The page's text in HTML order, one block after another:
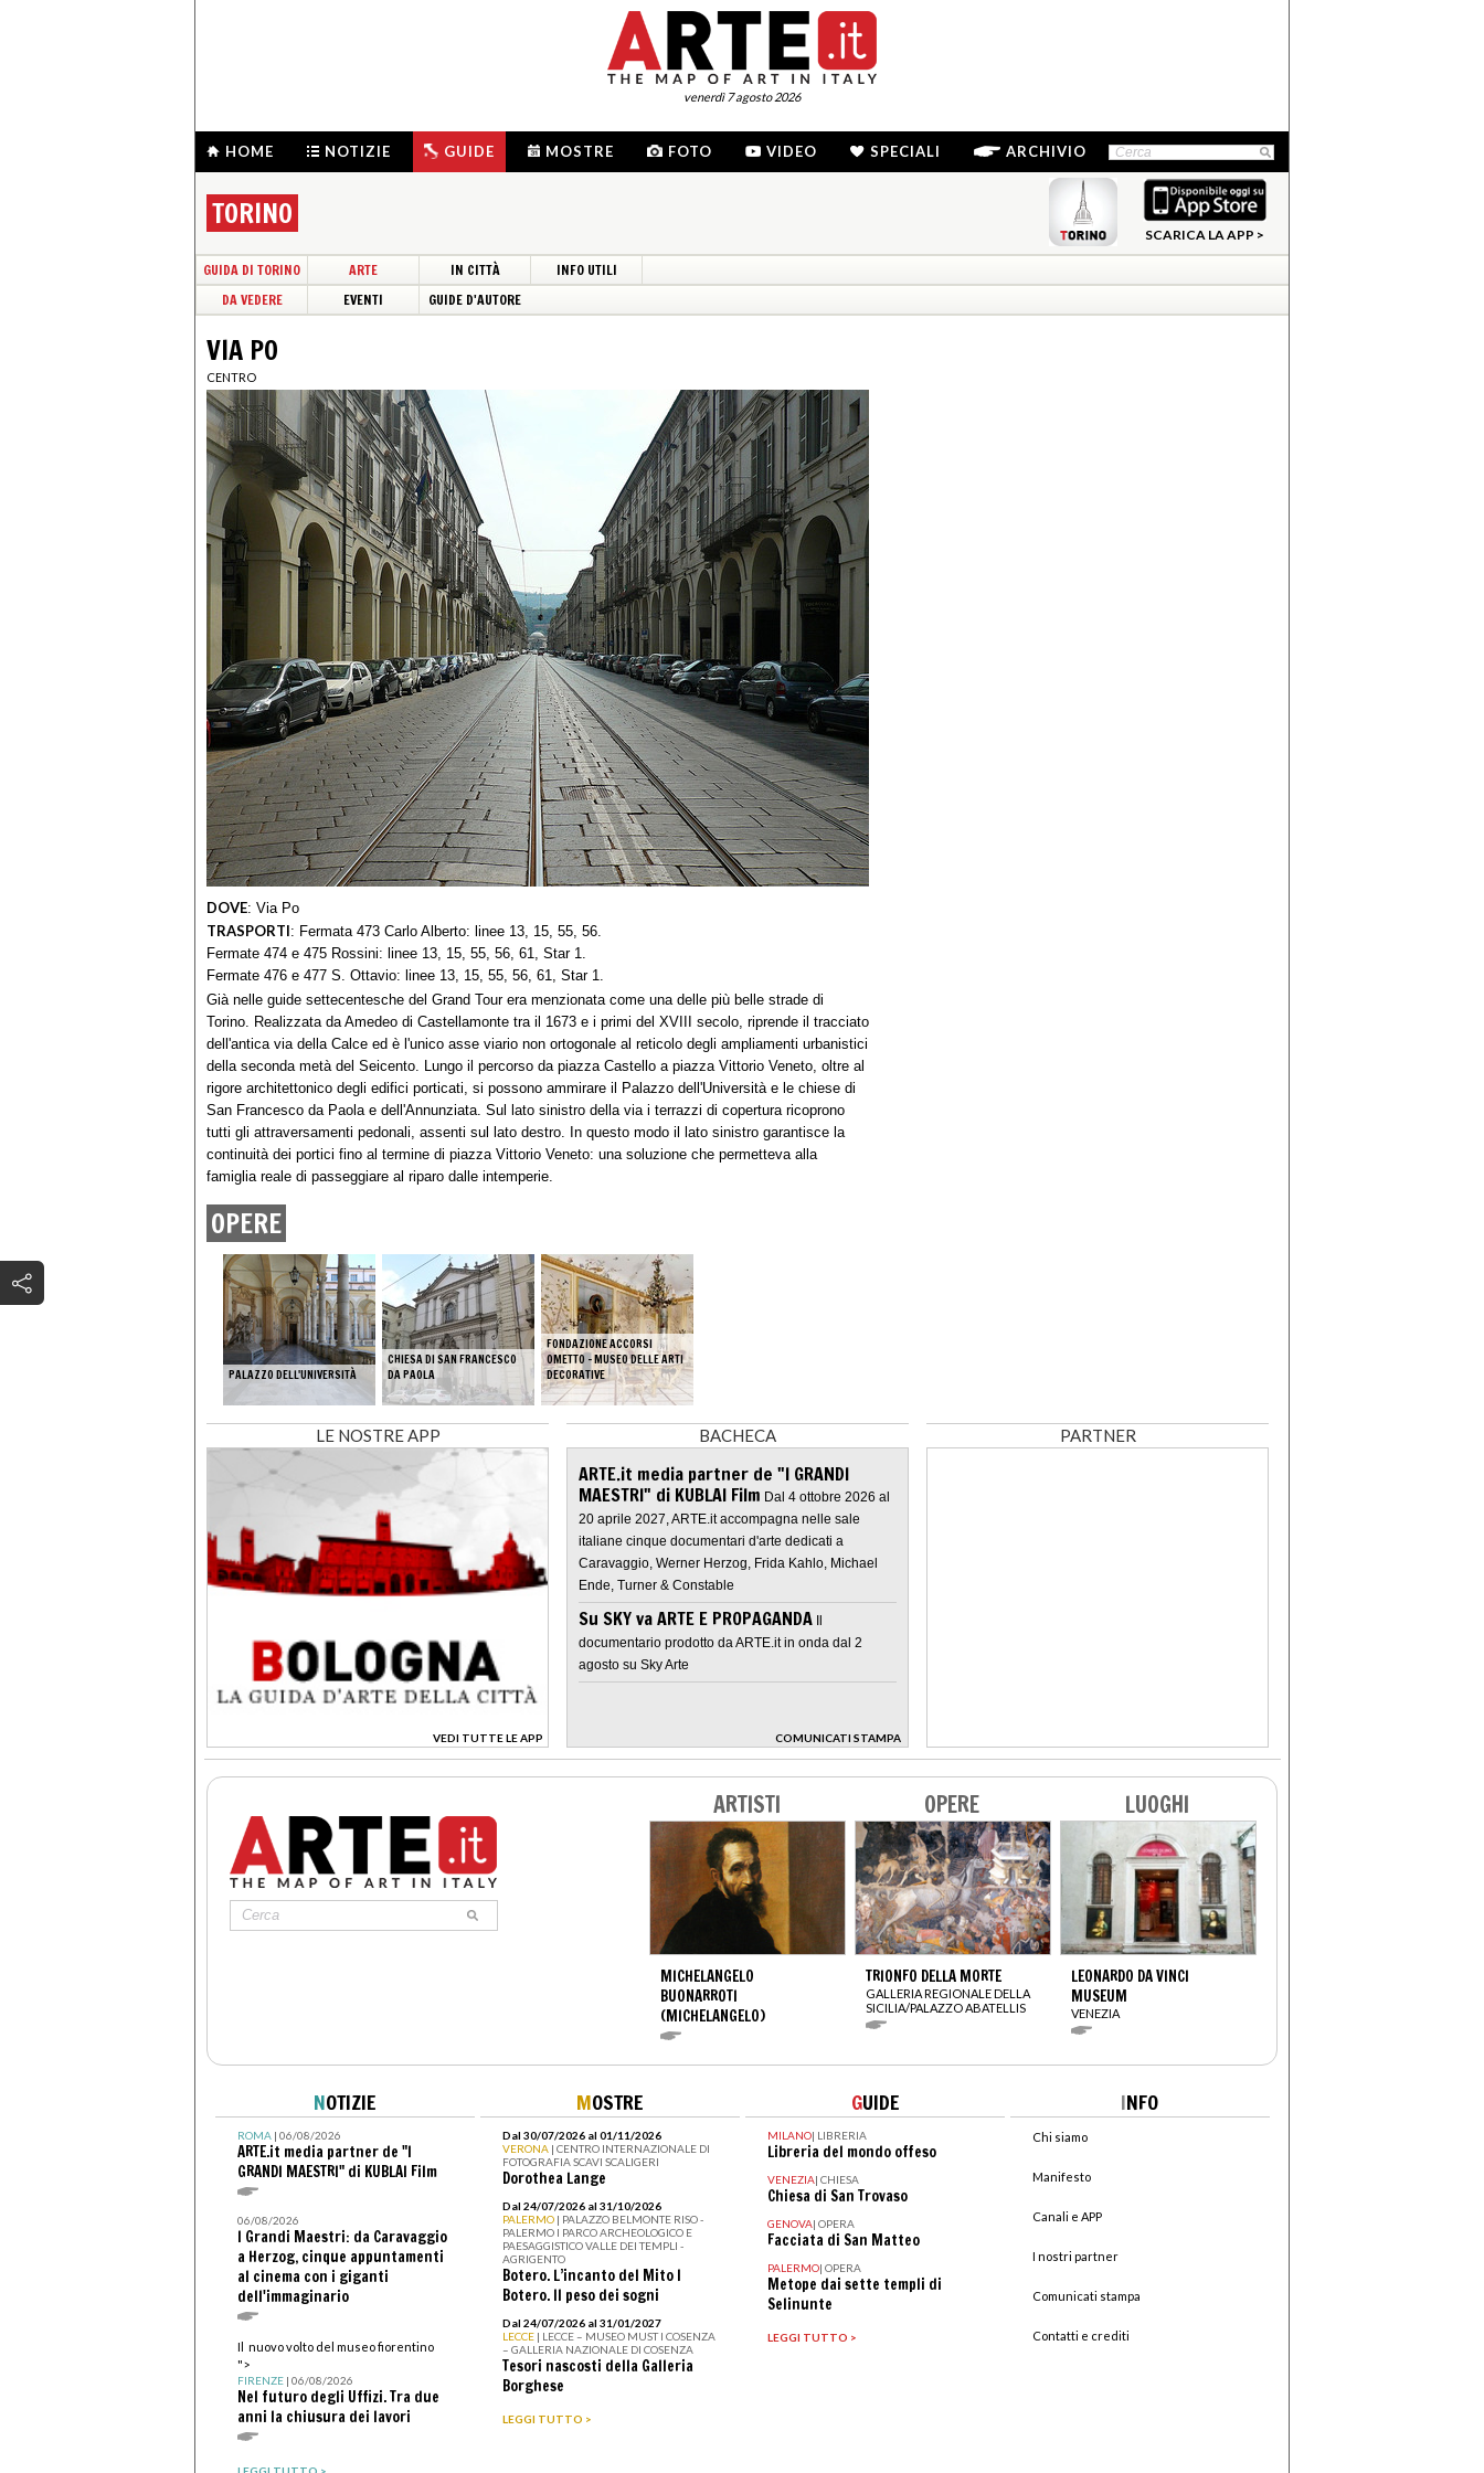
venerdì 7 agosto 2026
HOME NOTIZIE GUIDE MOSTRE FOTO VIDEO SPECIALI ARCHIVIO
TORINO
SCARICA LA APP >
GUIDA DI TORINO ARTE IN CITTÀ
INFO UTILI
DA VEDERE
EVENTI GUIDE D'AUTORE
VIA PO
CENTRO
DOVE: Via Po
TRASPORTI: Fermata 473 Carlo Alberto: linee 13, 15, 55, 56.
Fermate 474 e 475 Rossini: linee 13, 15, 55, 56, 61, Star 1.
Fermate 476 e 477 S. Ottavio: linee 13, 15, 55, 56, 61, Star 1.
Già nelle guide settecentesche del Grand Tour era menzionata come una delle più belle strade di
Torino. Realizzata da Amedeo di Castellamonte tra il 1673 e i primi del XVIII secolo, riprende il tracciato
dell'antica via della Calce ed è l'unico asse viario non ortogonale al reticolo degli ampliamenti urbanistici
della seconda metà del Seicento. Lungo il percorso da piazza Castello a piazza Vittorio Veneto, oltre al
rigore architettonico degli edifici porticati, si possono ammirare il Palazzo dell'Università e le chiese di
San Francesco da Paola e dell'Annunziata. Sul lato sinistro della via i terrazzi di copertura ricoprono
tutti gli attraversamenti pedonali, assenti sul lato destro. In questo modo il lato sinistro garantisce la
continuità dei portici fino al termine di piazza Vittorio Veneto: una soluzione che permetteva alla
famiglia reale di passeggiare al riparo dalle intemperie.
OPERE
PALAZZO DELL'UNIVERSITÀ
CHIESA DI SAN FRANCESCO
DA PAOLA
FONDAZIONE ACCORSI
OMETTO – MUSEO DELLE ARTI
DECORATIVE
LE NOSTRE APP
VEDI TUTTE LE APP
>
BACHECA
ARTE.it media partner de "I GRANDI
MAESTRI" di KUBLAI Film Dal 4 ottobre 2026 al
20 aprile 2027, ARTE.it accompagna nelle sale
italiane cinque documentari d'arte dedicati a
Caravaggio, Werner Herzog, Frida Kahlo, Michael
Ende, Turner & Constable
Su SKY va ARTE E PROPAGANDA Il
documentario prodotto da ARTE.it in onda dal 2
agosto su Sky Arte
COMUNICATI STAMPA
>
PARTNER
ARTISTI
MICHELANGELO
BUONARROTI
(MICHELANGELO)
OPERE
TRIONFO DELLA MORTE
GALLERIA REGIONALE DELLA
SICILIA/PALAZZO ABATELLIS
LUOGHI
LEONARDO DA VINCI
MUSEUM
VENEZIA
NOTIZIE
ROMA| 06/08/2026
ARTE.it media partner de "I
GRANDI MAESTRI" di KUBLAI Film
06/08/2026
I Grandi Maestri: da Caravaggio
a Herzog, cinque appuntamenti
al cinema con i giganti
dell'immaginario
Il nuovo volto del museo fiorentino
">
FIRENZE| 06/08/2026
Nel futuro degli Uffizi. Tra due
anni la chiusura dei lavori
MOSTRE
Dal 30/07/2026 al 01/11/2026
VERONA | CENTRO INTERNAZIONALE DI
FOTOGRAFIA SCAVI SCALIGERI
Dorothea Lange
Dal 24/07/2026 al 31/10/2026
PALERMO | PALAZZO BELMONTE RISO -
PALERMO I PARCO ARCHEOLOGICO E
PAESAGGISTICO VALLE DEI TEMPLI -
AGRIGENTO
Botero. L’incanto del Mito I
Botero. Il peso dei sogni
Dal 24/07/2026 al 31/01/2027
LECCE | LECCE – MUSEO MUST I COSENZA
– GALLERIA NAZIONALE DI COSENZA
Tesori nascosti della Galleria
Borghese
LEGGI TUTTO >
GUIDE
MILANO| LIBRERIA
Libreria del mondo offeso
VENEZIA| CHIESA
Chiesa di San Trovaso
GENOVA| OPERA
Facciata di San Matteo
PALERMO| OPERA
Metope dai sette templi di
Selinunte
LEGGI TUTTO >
INFO
Chi siamo
Manifesto
Canali e APP
I nostri partner
Comunicati stampa
Contatti e crediti